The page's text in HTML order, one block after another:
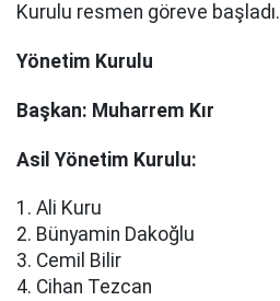
Kurulu resmen göreve başladı.
Yönetim Kurulu
Başkan: Muharrem Kır
Asil Yönetim Kurulu:
1. Ali Kuru
2. Bünyamin Dakoğlu
3. Cemil Bilir
4. Cihan Tezcan